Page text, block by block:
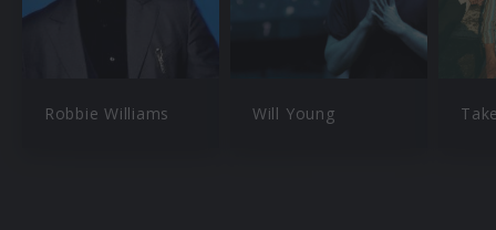
Robbie Williams Will Young